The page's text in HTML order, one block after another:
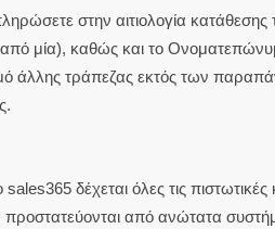
στην αιτιολογία κατάθεσης
μία), καθώς και το
άλλης τράπεζας εκτός των
δέχεται όλες τις
από ανώτατα